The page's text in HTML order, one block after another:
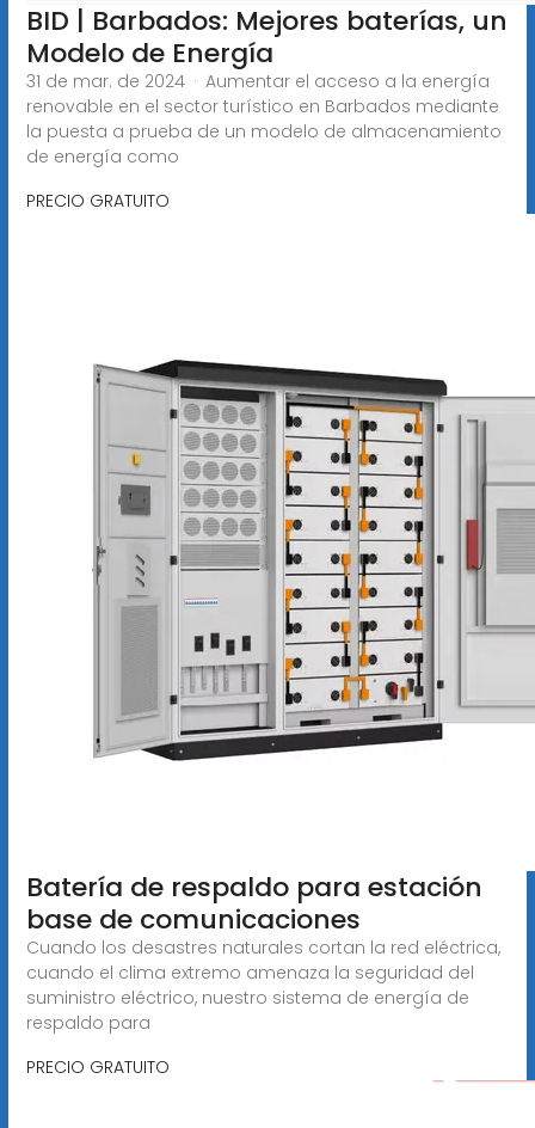
BID | Barbados: Mejores baterías, un
Modelo de Energía
31 de mar. de 2024 · Aumentar el acceso a la energía
renovable en el sector turístico en Barbados mediante
la puesta a prueba de un modelo de almacenamiento
de energía como
PRECIO GRATUITO
Batería de respaldo para estación
base de comunicaciones
Cuando los desastres naturales cortan la red eléctrica,
cuando el clima extremo amenaza la seguridad del
suministro eléctrico, nuestro sistema de energía de
respaldo para
PRECIO GRATUITO